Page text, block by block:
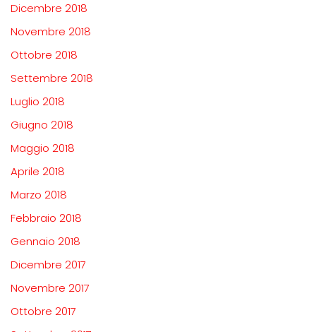
Dicembre 2018
Novembre 2018
Ottobre 2018
Settembre 2018
Luglio 2018
Giugno 2018
Maggio 2018
Aprile 2018
Marzo 2018
Febbraio 2018
Gennaio 2018
Dicembre 2017
Novembre 2017
Ottobre 2017